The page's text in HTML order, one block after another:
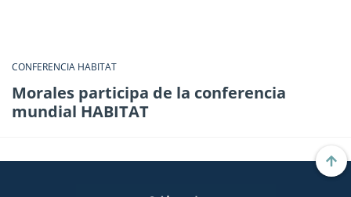
CONFERENCIA HABITAT
Morales participa de la conferencia
mundial HABITAT